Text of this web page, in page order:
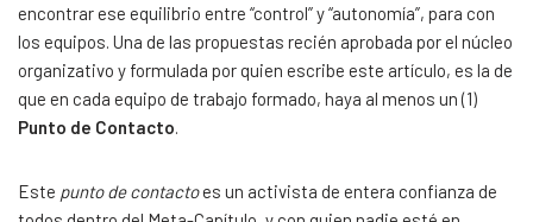
encontrar ese equilibrio entre “control” y “autonomía”, para con
los equipos. Una de las propuestas recién aprobada por el núcleo
organizativo y formulada por quien escribe este artículo, es la de
que en cada equipo de trabajo formado, haya al menos un (1)
Punto de Contacto.
Este punto de contactoes un activista de entera confianza de